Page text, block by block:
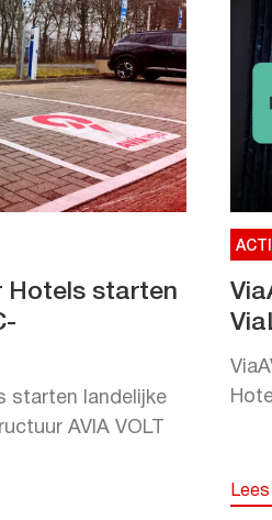
Hotels starten
starten landelijke
AVIA VOLT